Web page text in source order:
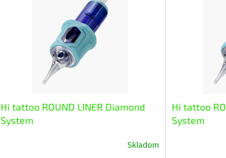
Hi tattoo ROUND LINER Diamond
System
Skladom
Hi tattoo
System